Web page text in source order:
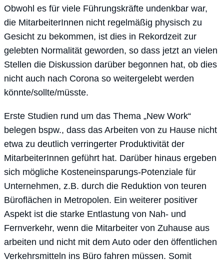
Obwohl es für viele Führungskräfte undenkbar war,
die MitarbeiterInnen nicht regelmäßig physisch zu
Gesicht zu bekommen, ist dies in Rekordzeit zur
gelebten Normalität geworden, so dass jetzt an vielen
Stellen die Diskussion darüber begonnen hat, ob dies
nicht auch nach Corona so weitergelebt werden
könnte/sollte/müsste.
Erste Studien rund um das Thema „New Work“
belegen bspw., dass das Arbeiten von zu Hause nicht
etwa zu deutlich verringerter Produktivität der
MitarbeiterInnen geführt hat. Darüber hinaus ergeben
sich mögliche Kosteneinsparungs-Potenziale für
Unternehmen, z.B. durch die Reduktion von teuren
Büroflächen in Metropolen. Ein weiterer positiver
Aspekt ist die starke Entlastung von Nah- und
Fernverkehr, wenn die Mitarbeiter von Zuhause aus
arbeiten und nicht mit dem Auto oder den öffentlichen
Verkehrsmitteln ins Büro fahren müssen. Somit